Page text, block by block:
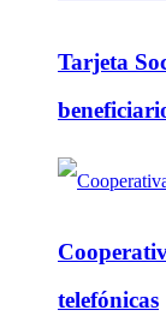
Tarjeta
telefónicas